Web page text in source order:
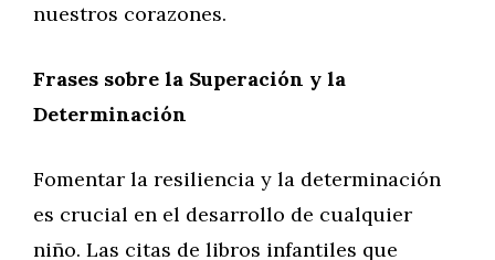
nuestros corazones.
Frases sobre la Superación y la
Determinación
Fomentar la resiliencia y la determinación
es crucial en el desarrollo de cualquier
niño. Las citas de libros infantiles que